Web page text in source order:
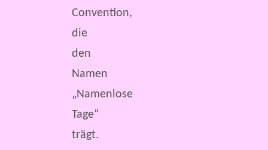
Convention,
die
den
Namen
„Namenlose
Tage“
trägt.